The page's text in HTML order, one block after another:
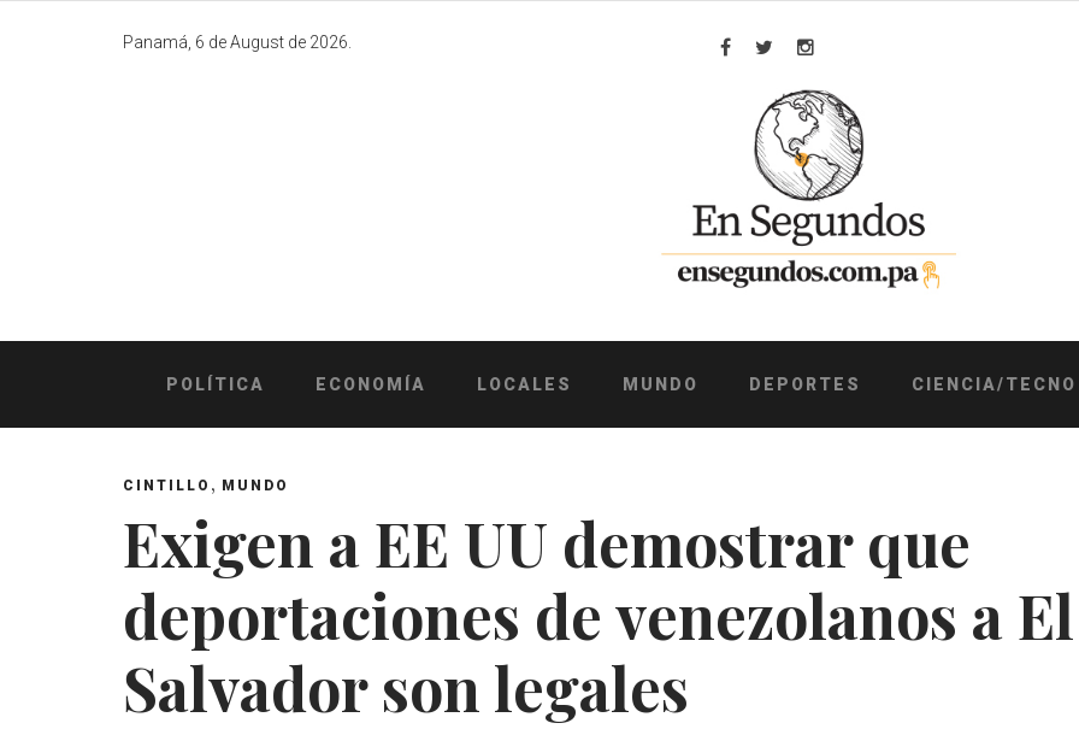
Panamá, 6 de August de 2026.
Facebook
TwitterInstagram
POLÍTICA ECONOMÍA LOCALES MUNDO DEPORTES CIENCIA/TECNO
CINTILLO , MUNDO
Exigen a EE UU demostrar que
deportaciones de venezolanos a El
Salvador son legales